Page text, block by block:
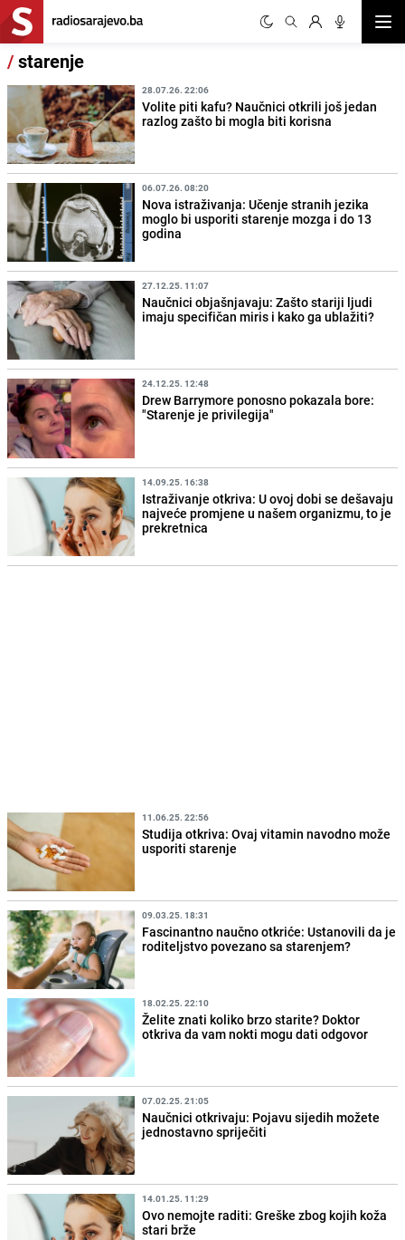
/starenje
28.07.26. 22:06
Volite piti kafu? Naučnici otkrili još jedan
razlog zašto bi mogla biti korisna
06.07.26. 08:20
Nova istraživanja: Učenje stranih jezika
moglo bi usporiti starenje mozga i do 13
godina
27.12.25. 11:07
Naučnici objašnjavaju: Zašto stariji ljudi
imaju specifičan miris i kako ga ublažiti?
24.12.25. 12:48
Drew Barrymore ponosno pokazala bore:
"Starenje je privilegija"
14.09.25. 16:38
Istraživanje otkriva: U ovoj dobi se dešavaju
najveće promjene u našem organizmu, to je
prekretnica
11.06.25. 22:56
Studija otkriva: Ovaj vitamin navodno može
usporiti starenje
09.03.25. 18:31
Fascinantno naučno otkriće: Ustanovili da je
roditeljstvo povezano sa starenjem?
18.02.25. 22:10
Želite znati koliko brzo starite? Doktor
otkriva da vam nokti mogu dati odgovor
07.02.25. 21:05
Naučnici otkrivaju: Pojavu sijedih možete
jednostavno spriječiti
14.01.25. 11:29
Ovo nemojte raditi: Greške zbog kojih koža
stari brže